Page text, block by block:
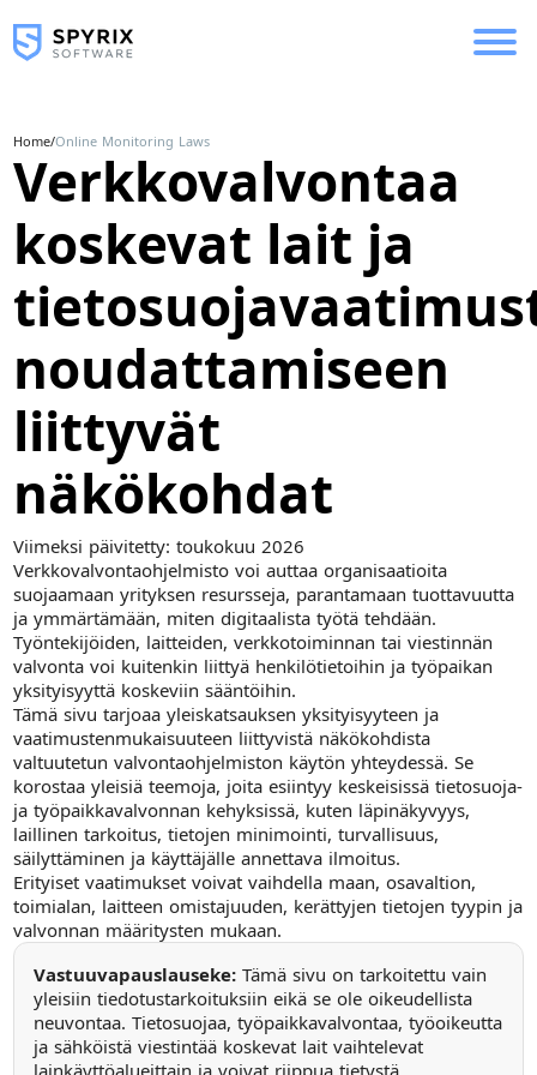
Home/Online Monitoring Laws
Verkkovalvontaa
koskevat lait ja
noudattamiseen
liittyvät
näkökohdat
Viimeksi päivitetty: toukokuu 2026
Verkkovalvontaohjelmisto voi auttaa organisaatioita
suojaamaan yrityksen resursseja, parantamaan tuottavuutta
ja ymmärtämään, miten digitaalista työtä tehdään.
Työntekijöiden, laitteiden, verkkotoiminnan tai viestinnän
valvonta voi kuitenkin liittyä henkilötietoihin ja työpaikan
yksityisyyttä koskeviin sääntöihin.
Tämä sivu tarjoaa yleiskatsauksen yksityisyyteen ja
vaatimustenmukaisuuteen liittyvistä näkökohdista
valtuutetun valvontaohjelmiston käytön yhteydessä. Se
korostaa yleisiä teemoja, joita esiintyy keskeisissä tietosuoja-
ja työpaikkavalvonnan kehyksissä, kuten läpinäkyvyys,
laillinen tarkoitus, tietojen minimointi, turvallisuus,
säilyttäminen ja käyttäjälle annettava ilmoitus.
Erityiset vaatimukset voivat vaihdella maan, osavaltion,
toimialan, laitteen omistajuuden, kerättyjen tietojen tyypin ja
valvonnan määritysten mukaan.
Vastuuvapauslauseke: Tämä sivu on tarkoitettu vain
yleisiin tiedotustarkoituksiin eikä se ole oikeudellista
neuvontaa. Tietosuojaa, työpaikkavalvontaa, työoikeutta
ja sähköistä viestintää koskevat lait vaihtelevat
lainkäyttöalueittain ja voivat riippua tietystä